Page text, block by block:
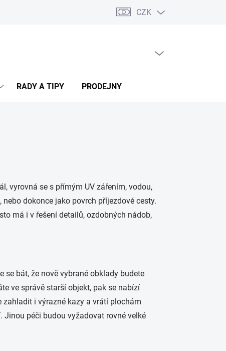
CZK
RADY A TIPY PRODEJNY
vyrovná se s přímým UV zářením, vodou,
dokonce jako povrch příjezdové cesty.
má i v řešení detailů, ozdobných nádob,
bát, že nově vybrané obklady budete
ve správě starší objekt, pak se nabízí
i výrazné kazy a vrátí plochám
Jinou péči budou vyžadovat rovné velké